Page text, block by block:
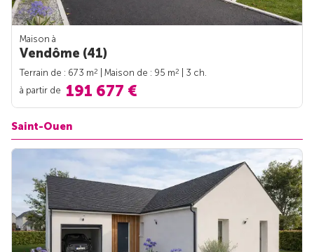
Maison à
Vendôme (41)
Terrain de : 673 m2 | Maison de : 95 m2
| 3 ch.
à partir de 191 677 €
Saint-Ouen